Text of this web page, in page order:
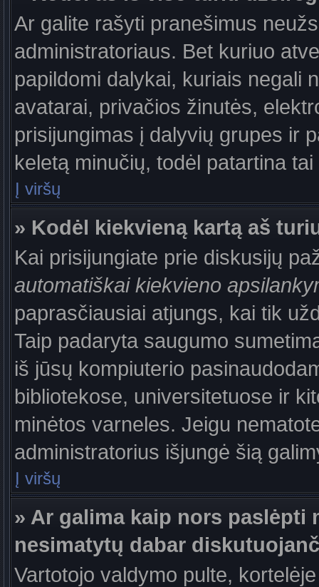
Ar galite rašyti pranešimus
administratoriaus. Bet kuriuo
papildomi dalykai, kuriais negali
avatarai, privačios žinutės,
prisijungimas į dalyvių grupes ir
keletą minučių, todėl patartina
Į viršų
» Kodėl kiekvieną kartą aš
Kai prisijungiate prie diskusijų
automatiškai kiekvieno
paprasčiausiai atjungs, kai tik
Taip padaryta saugumo
iš jūsų kompiuterio
bibliotekose, universitetuose ir
minėtos varneles. Jeigu
administratorius išjungė šią
Į viršų
» Ar galima kaip nors paslėpti
nesimatytų dabar
Vartotojo valdymo pulte,